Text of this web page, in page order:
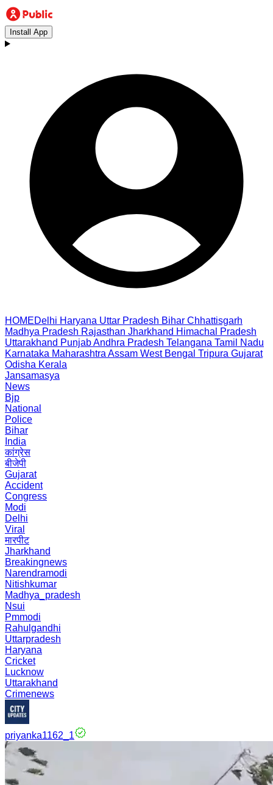
Install App
HOMEDelhi Haryana Uttar Pradesh Bihar Chhattisgarh
Madhya Pradesh Rajasthan Jharkhand Himachal Pradesh
Uttarakhand PunjabAndhra Pradesh Telangana Tamil Nadu
Karnataka Maharashtra Assam West Bengal Tripura Gujarat
Odisha Kerala
Jansamasya
News
Bjp
National
Police
Bihar
India
कांग्रेस
बीजेपी
Gujarat
Accident
Congress
Modi
Delhi
Viral
मारपीट
Jharkhand
Breakingnews
Narendramodi
Nitishkumar
Madhya_pradesh
Nsui
Pmmodi
Rahulgandhi
Uttarpradesh
Haryana
Cricket
Lucknow
Uttarakhand
Crimenews
priyanka1162_1